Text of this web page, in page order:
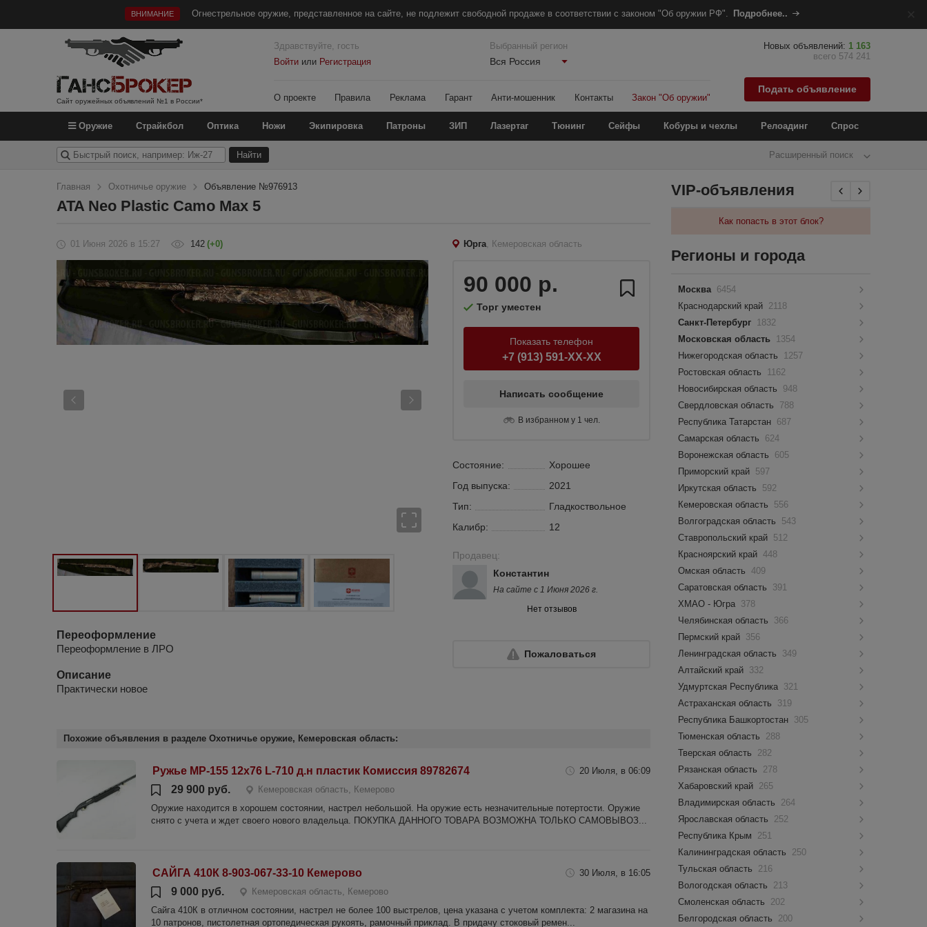
ВНИМАНИЕ Огнестрельное оружие, представленное на сайте, не подлежит свободной продаже в соответствии с законом "Об оружии РФ". Подробнее..
Сайт оружейных объявлений №1 в России*
Здравствуйте, гость
Войтиили Регистрация
Выбранный регион
Вся Россия
О проекте Правила Реклама Гарант Анти-мошенник Контакты Закон "Об оружии"
Новых объявлений: 1 163
всего 574 241
Подать объявление
Оружие Страйкбол Оптика Ножи Экипировка Патроны ЗИП Лазертаг Тюнинг Сейфы Кобуры и чехлы Релоадинг Спрос
Расширенный поиск
Главная Охотничье оружие Объявление №976913
ATA Neo Plastic Camo Max 5
01 Июня 2026 в 15:27 142 (+0) Юрга, Кемеровская область
Переоформление
Переоформление в ЛРО
Описание
Практически новое
90 000 р.
Торг уместен
Показать телефон
+7 (913) 591-XX-XX
Написать сообщение
В избранном у 1 чел.
Состояние:
Хорошее
Год выпуска:
2021
Тип:
Гладкоствольное
Калибр:
12
Продавец:
Константин
На сайте с 1 Июня 2026 г.
Нет отзывов
Пожаловаться
Похожие объявления в разделе Охотничье оружие, Кемеровская область:
Ружье МР-155 12х76 L-710 д.н пластик Комиссия 89782674 20 Июля, в 06:09
29 900 руб.
Кемеровская область, Кемерово
Оружие находится в хорошем состоянии, настрел небольшой. На оружие есть незначительные потертости. Оружие
снято с учета и ждет своего нового владельца. ПОКУПКА ДАННОГО ТОВАРА ВОЗМОЖНА ТОЛЬКО САМОВЫВОЗ...
САЙГА 410К 8-903-067-33-10 Кемерово 30 Июля, в 16:05
9 000 руб.
Кемеровская область, Кемерово
Сайга 410К в отличном состоянии, настрел не более 100 выстрелов, цена указана с учетом комплекта: 2 магазина на
10 патронов, пистолетная ортопедическая рукоять, рамочный приклад. В придачу стоковый ремен...
VIP-объявления
Как попасть в этот блок?
Регионы и города
Москва 6454
Краснодарский край 2118
Санкт-Петербург 1832
Московская область 1354
Нижегородская область
1257
Ростовская область
1162
Новосибирская область
948
Свердловская область
788
Республика Татарстан 687
Самарская область
624
Воронежская область
605
Приморский край 597
Иркутская область
592
Кемеровская область
556
Волгоградская область
543
Ставропольский край 512
Красноярский край 448
Омская область
409
Саратовская область
391
ХМАО - Югра 378
Челябинская область
366
Пермский край 356
Ленинградская область
349
Алтайский край 332
Удмуртская Республика 321
Астраханская область
319
Республика Башкортостан 305
Тюменская область
288
Тверская область
282
Рязанская область
278
Хабаровский край 265
Владимирская область
264
Ярославская область
252
Республика Крым
251
Калининградская область
250
Тульская область
216
Вологодская область
213
Смоленская область
202
Белгородская область
200